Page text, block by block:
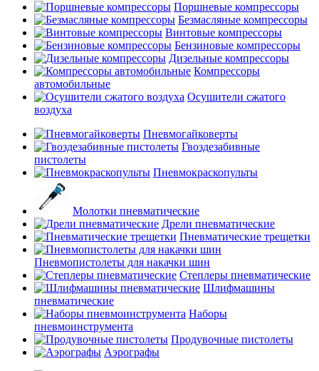
Поршневые компрессоры
Безмасляные компрессоры
Винтовые компрессоры
Бензиновые компрессоры
Дизельные компрессоры
Компрессоры
автомобильные
Осушители сжатого
воздуха
Пневмогайковерты
Гвоздезабивные
пистолеты
Пневмокраскопульты
Молотки пневматические
Дрели пневматические
Пневматические трещетки
Пневмопистолеты для накачки шин
Степлеры пневматические
Шлифмашины
пневматические
Наборы
пневмоинструмента
Продувочные пистолеты
Аэрографы